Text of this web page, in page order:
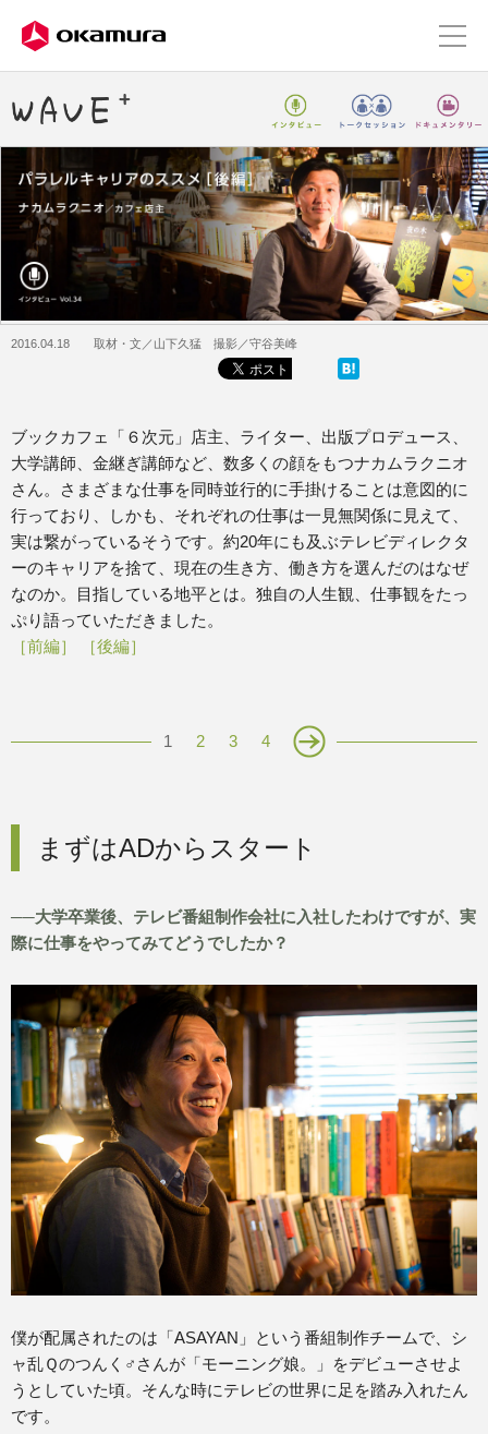
2016.04.18 取材・文／山下久猛 撮影／守谷美峰
ブックカフェ「６次元」店主、ライター、出版プロデュース、
大学講師、金継ぎ講師など、数多くの顔をもつナカムラクニオ
さん。さまざまな仕事を同時並行的に手掛けることは意図的に
行っており、しかも、それぞれの仕事は一見無関係に見えて、
実は繋がっているそうです。約20年にも及ぶテレビディレクタ
ーのキャリアを捨て、現在の生き方、働き方を選んだのはなぜ
なのか。目指している地平とは。独自の人生観、仕事観をたっ
ぷり語っていただきました。
［前編］
［後編］
1 2 3 4
まずはADからスタート
──大学卒業後、テレビ番組制作会社に入社したわけですが、実
際に仕事をやってみてどうでしたか？
僕が配属されたのは「ASAYAN」という番組制作チームで、シ
ャ乱Ｑのつんく♂さんが「モーニング娘。」をデビューさせよ
うとしていた頃。そんな時にテレビの世界に足を踏み入れたん
です。